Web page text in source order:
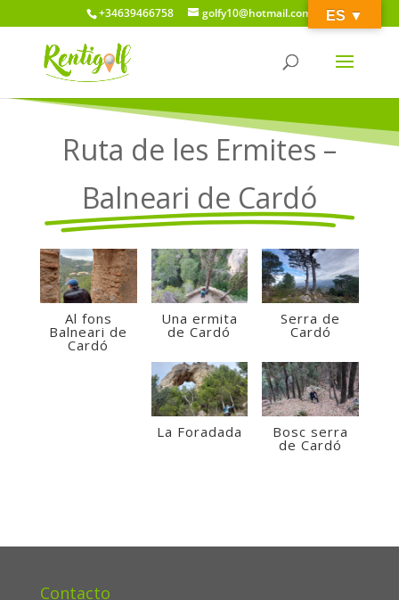
+34639466758 golfy10@hotmail.com
Ruta de les Ermites –
Balneari de Cardó
Al fons
Balneari de
Cardó
Una ermita
de Cardó
Serra de
Cardó
La Foradada Bosc serra
de Cardó
Contacto
ES ­­▼